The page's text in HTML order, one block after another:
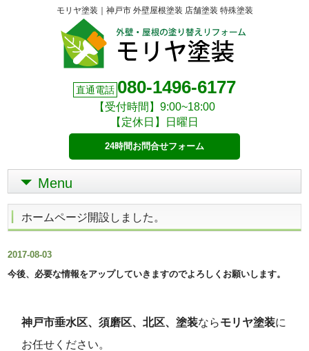
モリヤ塗装｜神戸市 外壁屋根塗装 店舗塗装 特殊塗装
直通電話 080-1496-6177
【受付時間】9:00~18:00
【定休日】日曜日
24時間お問合せフォーム
Menu
ホームページ開設しました。
2017-08-03
今後、必要な情報をアップしていきますのでよろしくお願いします。
神戸市垂水区、須磨区、北区、塗装ならモリ ヤ塗装に
お任せください。